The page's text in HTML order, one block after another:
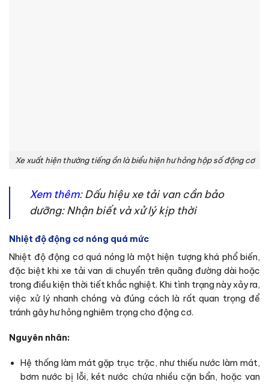
Xe xuất hiện thường tiếng ồn là biểu hiện hư hỏng hộp số động cơ
Xem thêm:Dấu hiệu xe tải van cần bảo
dưỡng: Nhận biết và xử lý kịp thời
Nhiệt độ động cơ nóng quá mức
Nhiệt độ động cơ quá nóng là một hiện tượng khá phổ biến,
đặc biệt khi xe tải van di chuyển trên quãng đường dài hoặc
trong điều kiện thời tiết khắc nghiệt. Khi tình trạng này xảy ra,
việc xử lý nhanh chóng và đúng cách là rất quan trọng để
tránh gây hư hỏng nghiêm trọng cho động cơ.
Nguyên nhân:
Hệ thống làm mát gặp trục trặc, như thiếu nước làm mát,
bơm nước bị lỗi, két nước chứa nhiều cặn bẩn, hoặc van